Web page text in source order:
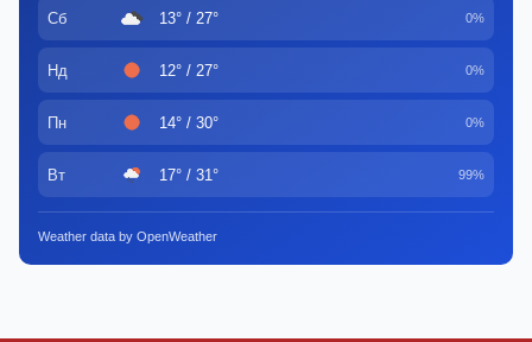
Сб 13° / 27° 0%
Нд 12° / 27° 0%
Пн 14° / 30° 0%
Вт 17° / 31° 99%
Weather data by OpenWeather